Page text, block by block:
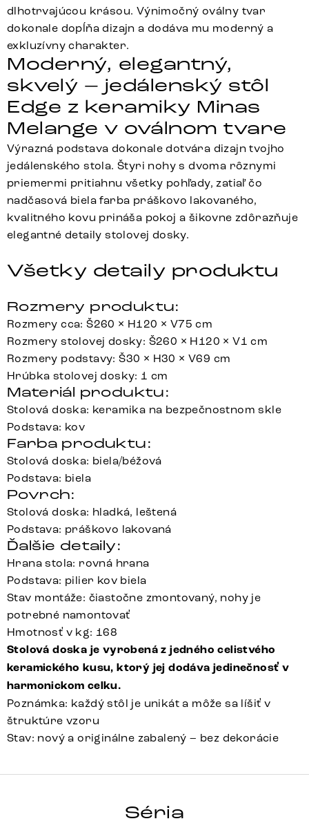
dlhotrvajúcou krásou. Výnimočný oválny tvar
dokonale dopĺňa dizajn a dodáva mu moderný a
exkluzívny charakter.
Moderný, elegantný,
skvelý – jedálenský stôl
Edge z keramiky Minas
Melange v oválnom tvare
Výrazná podstava dokonale dotvára dizajn tvojho
jedálenského stola. Štyri nohy s dvoma rôznymi
priemermi pritiahnu všetky pohľady, zatiaľ čo
nadčasová biela farba práškovo lakovaného,
kvalitného kovu prináša pokoj a šikovne zdôrazňuje
elegantné detaily stolovej dosky.
Všetky detaily produktu
Rozmery produktu:
Rozmery cca: Š260 × H120 × V75 cm
Rozmery stolovej dosky: Š260 × H120 × V1 cm
Rozmery podstavy: Š30 × H30 × V69 cm
Hrúbka stolovej dosky: 1 cm
Materiál produktu:
Stolová doska: keramika na bezpečnostnom skle
Podstava: kov
Farba produktu:
Stolová doska: biela/béžová
Podstava: biela
Povrch:
Stolová doska: hladká, leštená
Podstava: práškovo lakovaná
Ďalšie detaily:
Hrana stola: rovná hrana
Podstava: pilier kov biela
Stav montáže: čiastočne zmontovaný, nohy je
potrebné namontovať
Hmotnosť v kg: 168
Stolová doska je vyrobená z jedného celistvého
keramického kusu, ktorý jej dodáva jedinečnosť v
harmonickom celku.
Poznámka: každý stôl je unikát a môže sa líšiť v
štruktúre vzoru
Stav: nový a originálne zabalený – bez dekorácie
Séria